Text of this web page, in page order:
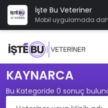
İşte Bu Veteriner
Mobil uygulamada
KAYNARCA
Bu Kategoride 0 sonuç